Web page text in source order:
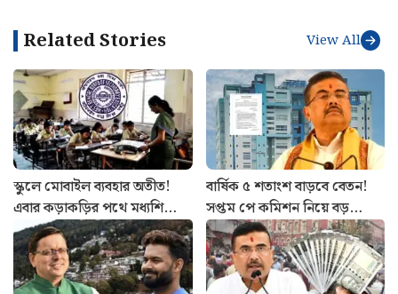
Related Stories View All
স্কুলে মোবাইল ব্যবহার অতীত!
এবার কড়াকড়ির পথে মধ্যশিক্ষা
পর্ষদ, জারি বিজ্ঞপ্তি
বার্ষিক ৫ শতাংশ বাড়বে বেতন!
সপ্তম পে কমিশন নিয়ে বড়
ঘোষণা, নয়া বিজ্ঞপ্তি জারি করল
নবান্ন